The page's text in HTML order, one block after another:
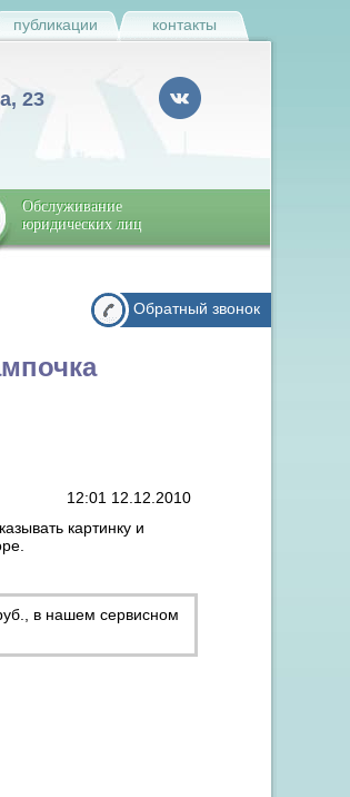
публикации контакты
23
Обслуживание
юридических лиц
12:01 12.12.2010
картинку и
в нашем сервисном
Обратный звонок